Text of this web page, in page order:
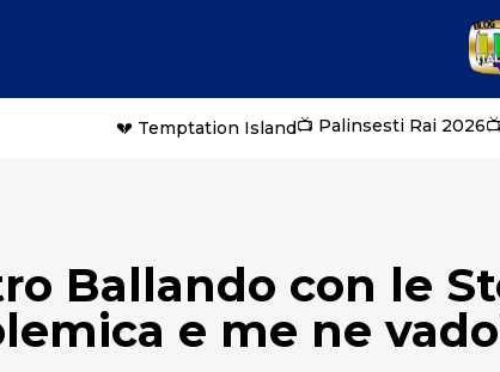
💔 Temptation Island📺 Palinsesti Rai 2026
Ballando con le
e me ne